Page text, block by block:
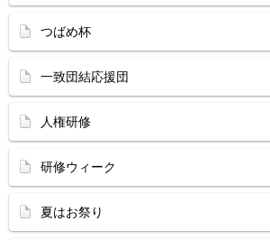
つばめ杯
一致団結応援団
人権研修
研修ウィーク
夏はお祭り